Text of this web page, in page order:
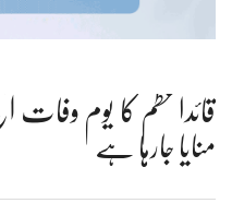
قائداعظم کا یوم
منایا جارہا ہے